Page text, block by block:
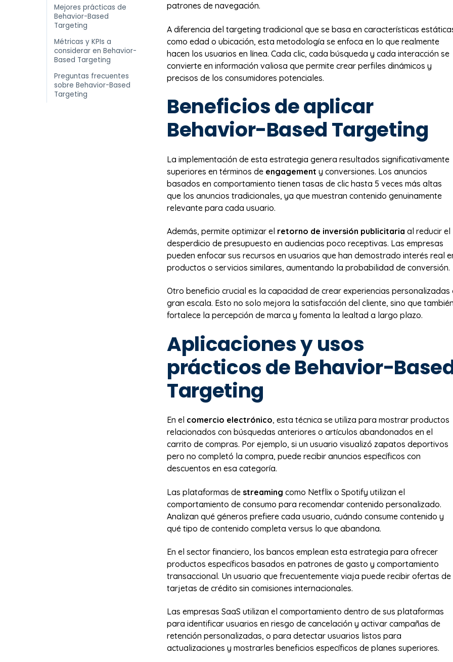
Mejores prácticas de
Behavior-Based
Targeting
Métricas y KPIs a
considerar en Behavior-
Based Targeting
Preguntas frecuentes
sobre Behavior-Based
Targeting
patrones de navegación.
A diferencia del targeting tradicional que se basa en características
como edad o ubicación, esta metodología se enfoca en lo que realmente
hacen los usuarios en línea. Cada clic, cada búsqueda y cada interacción se
convierte en información valiosa que permite crear perfiles dinámicos y
precisos de los consumidores potenciales.
Beneficios de aplicar
Behavior-Based Targeting
La implementación de esta estrategia genera resultados significativamente
superiores en términos de engagement y conversiones. Los anuncios
basados en comportamiento tienen tasas de clic hasta 5 veces más altas
que los anuncios tradicionales, ya que muestran contenido genuinamente
relevante para cada usuario.
Además, permite optimizar el retorno de inversión publicitaria al reducir el
desperdicio de presupuesto en audiencias poco receptivas. Las empresas
pueden enfocar sus recursos en usuarios que han demostrado interés real
productos o servicios similares, aumentando la probabilidad de conversión.
Otro beneficio crucial es la capacidad de crear experiencias personalizadas
gran escala. Esto no solo mejora la satisfacción del cliente, sino que
fortalece la percepción de marca y fomenta la lealtad a largo plazo.
Aplicaciones y usos
prácticos de Behavior-
Targeting
En el comercio electrónico, esta técnica se utiliza para mostrar productos
relacionados con búsquedas anteriores o artículos abandonados en el
carrito de compras. Por ejemplo, si un usuario visualizó zapatos deportivos
pero no completó la compra, puede recibir anuncios específicos con
descuentos en esa categoría.
Las plataformas de streaming como Netflix o Spotify utilizan el
comportamiento de consumo para recomendar contenido personalizado.
Analizan qué géneros prefiere cada usuario, cuándo consume contenido y
qué tipo de contenido completa versus lo que abandona.
En el sector financiero, los bancos emplean esta estrategia para ofrecer
productos específicos basados en patrones de gasto y comportamiento
transaccional. Un usuario que frecuentemente viaja puede recibir ofertas de
tarjetas de crédito sin comisiones internacionales.
Las empresas SaaS utilizan el comportamiento dentro de sus plataformas
para identificar usuarios en riesgo de cancelación y activar campañas de
retención personalizadas, o para detectar usuarios listos para
actualizaciones y mostrarles beneficios específicos de planes superiores.